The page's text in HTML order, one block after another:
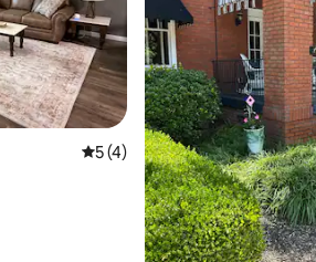
: 4,94 sur 5
Évaluation moyenne sur la
5 (4)